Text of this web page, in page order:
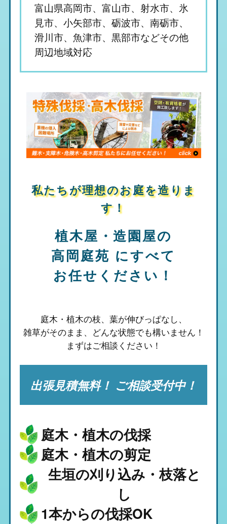
富山県高岡市、富山市、射水市、氷
見市、小矢部市、砺波市、南砺市、
滑川市、魚津市、黒部市などその他
周辺地域対応
私たちが理想のお庭を造りま
す！
植木屋・造園屋の
高岡庭苑 にすべて
お任せください！
庭木・植木の枝、葉が伸びっぱなし、
雑草がそのまま、 どんな状態でも構いません！
まずはご相談ください！
出張見積無料！ ご相談受付中！
庭木・植木の伐採
1本からの伐採OK
庭木・植木の剪定
生垣の刈り込み・枝落と
し